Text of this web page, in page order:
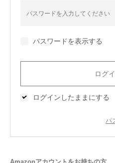
今治タオルについて
会員サービス
パスワードを表示する
ログインしたままにする
パ